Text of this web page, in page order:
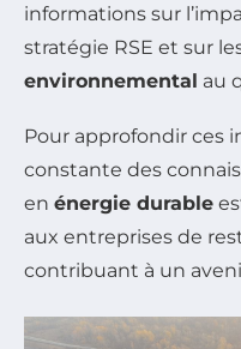
informations sur
stratégie RSE et sur
environnemental au
Pour approfondir ces
constante des
en énergie durable
aux entreprises de
contribuant à un